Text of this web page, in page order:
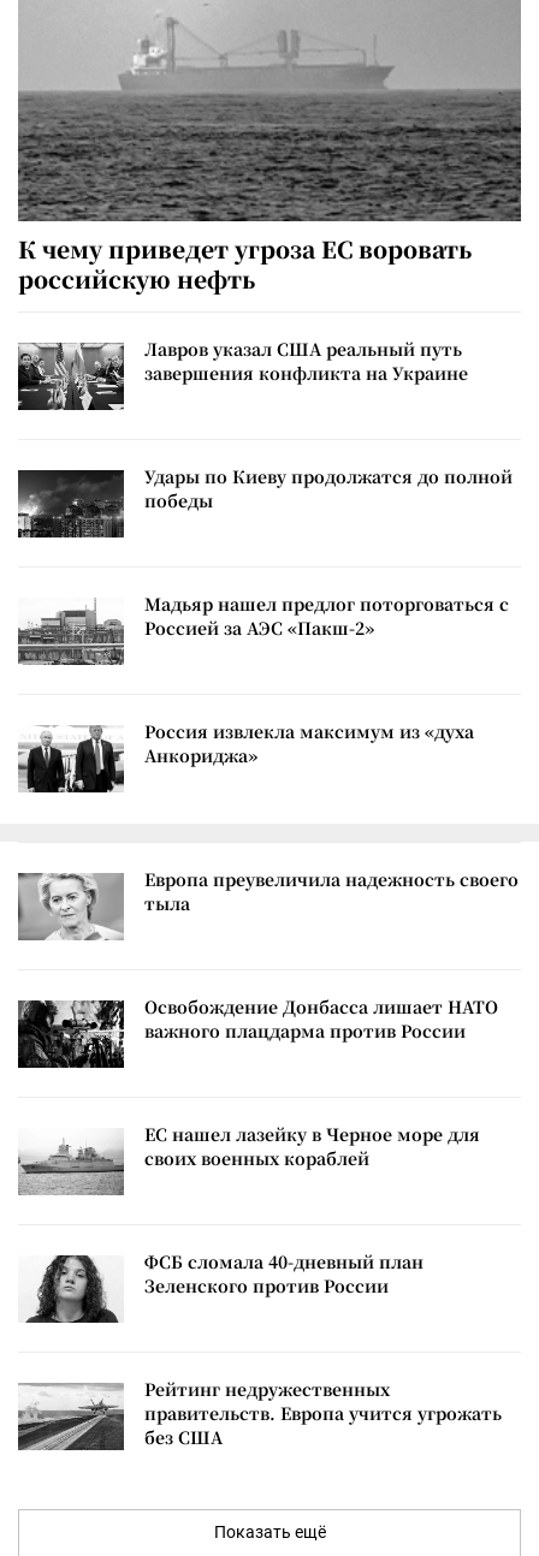
К чему приведет угроза ЕС воровать
российскую нефть
Лавров указал США реальный путь
завершения конфликта на Украине
Удары по Киеву продолжатся до полной
победы
Мадьяр нашел предлог поторговаться с
Россией за АЭС «Пакш-2»
Россия извлекла максимум из «духа
Анкориджа»
Европа преувеличила надежность своего
тыла
Освобождение Донбасса лишает НАТО
важного плацдарма против России
ЕС нашел лазейку в Черное море для
своих военных кораблей
ФСБ сломала 40-дневный план
Зеленского против России
Рейтинг недружественных
правительств. Европа учится угрожать
без США
Показать ещё